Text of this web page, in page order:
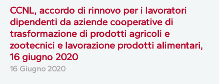
CCNL, accordo di rinnovo per i lavoratori
dipendenti da aziende cooperative di
trasformazione di prodotti agricoli e
zootecnici e lavorazione prodotti alimentari,
16 giugno 2020
16 Giugno 2020